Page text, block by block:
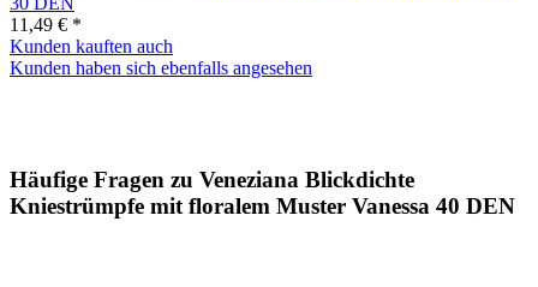
11,49 € *
Kunden kauften auch
Kunden haben sich ebenfalls angesehen
Häufige Fragen zu Veneziana Blickdichte
Kniestrümpfe mit floralem Muster Vanessa 40 DEN